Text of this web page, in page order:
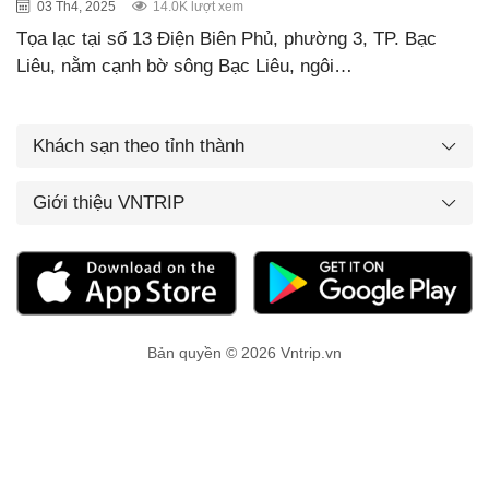
03 Th4, 2025 14.0K lượt xem
Tọa lạc tại số 13 Điện Biên Phủ, phường 3, TP. Bạc
Liêu, nằm cạnh bờ sông Bạc Liêu, ngôi…
Khách sạn theo tỉnh thành
Giới thiệu VNTRIP
Bản quyền © 2026 Vntrip.vn